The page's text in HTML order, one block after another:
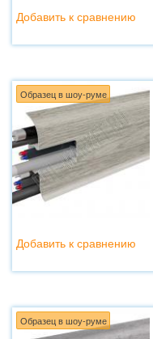
Добавить к сравнению
Образец в шоу-руме
Добавить к сравнению
Образец в шоу-руме